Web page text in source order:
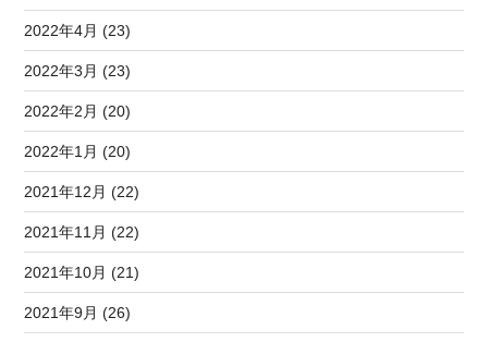
2022年4月 (23)
2022年3月 (23)
2022年2月 (20)
2022年1月 (20)
2021年12月 (22)
2021年11月 (22)
2021年10月 (21)
2021年9月 (26)